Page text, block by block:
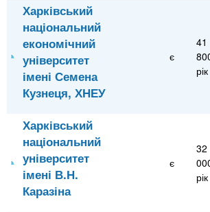
Харківський
національний
економічний
університет
імені Семена
Кузнеця, ХНЕУ
є
41
рік
Харківський
національний
університет
імені В.Н.
Каразіна
є
32
рік